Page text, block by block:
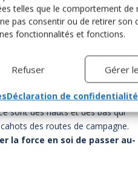
telles que le comportement de
pas consentir ou de retirer son
fonctionnalités et fonctions.
Refuser Gérer
Déclaration de confidentialité
très long chemin. Et ce n’est
de la moindre de ses
sont des hauts et des bas qui
des routes de campagne.
la force en soi de passer au-